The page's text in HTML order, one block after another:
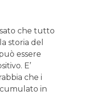
che tutto
storia del
essere
E’
che i
in